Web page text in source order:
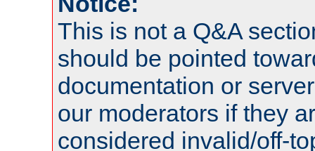
This is not a Q&A
should be pointed
documentation or
our moderators if they
considered invalid/off-